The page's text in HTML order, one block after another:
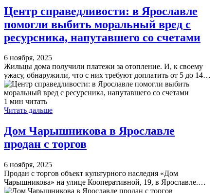
Центр справедливости: в Ярославле
помогли выбить моральный вред с
ресурсника, напутавшего со счетами
6 ноября, 2025
Жильцы дома получили платежи за отопление. И, к своему
ужасу, обнаружили, что с них требуют доплатить от 5 до 14…
1 мин читать
Читать дальше
Дом Чарышникова в Ярославле
продан с торгов
6 ноября, 2025
Продан с торгов объект культурного наследия «Дом
Чарышникова» на улице Кооперативной, 19, в Ярославле.…